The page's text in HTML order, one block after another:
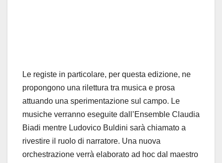
Le registe in particolare, per questa edizione, ne
propongono una rilettura tra musica e prosa
attuando una sperimentazione sul campo. Le
musiche verranno eseguite dall’Ensemble Claudia
Biadi mentre Ludovico Buldini sarà chiamato a
rivestire il ruolo di narratore. Una nuova
orchestrazione verrà elaborato ad hoc dal maestro